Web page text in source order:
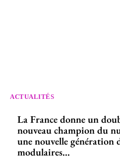
ACTUALITÉS
La France donne un
nouveau champion du
une nouvelle génération
modulaires...